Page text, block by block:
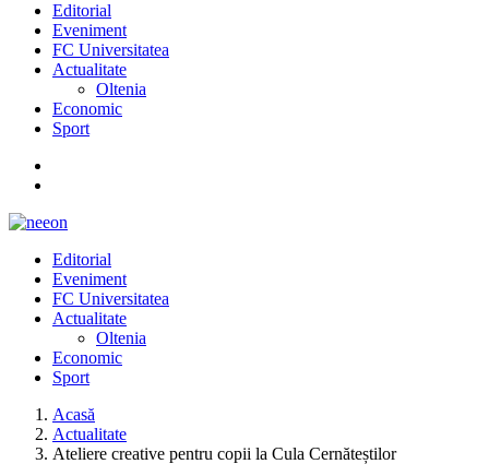
Editorial
Eveniment
FC Universitatea
Actualitate
Oltenia
Economic
Sport
Editorial
Eveniment
FC Universitatea
Actualitate
Oltenia
Economic
Sport
Acasă
Actualitate
Ateliere creative pentru copii la Cula Cernăteștilor